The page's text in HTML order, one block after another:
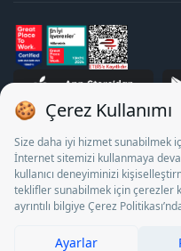
STJ Human
Private Employment
12/05/2028, Turkey
and 18095710
document No. 1078
it is forbidden to